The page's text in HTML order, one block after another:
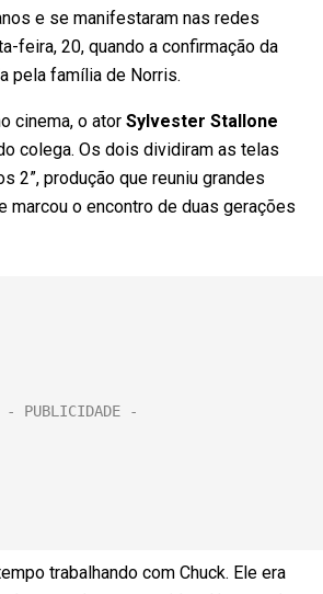
e se manifestaram nas redes
feira, 20, quando a confirmação da
pela família de Norris.
cinema, o ator Sylvester Stallone
colega. Os dois dividiram as telas
2”, produção que reuniu grandes
marcou o encontro de duas gerações
trabalhando com Chuck. Ele era